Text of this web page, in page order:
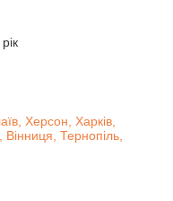
Херсон, Харків,
Тернопіль,